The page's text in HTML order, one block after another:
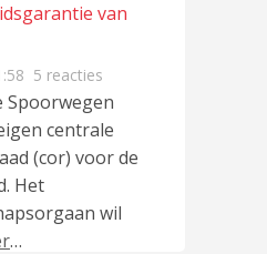
van
5 reacties
Spoorwegen
centrale
(cor) voor de
Het
wil
…